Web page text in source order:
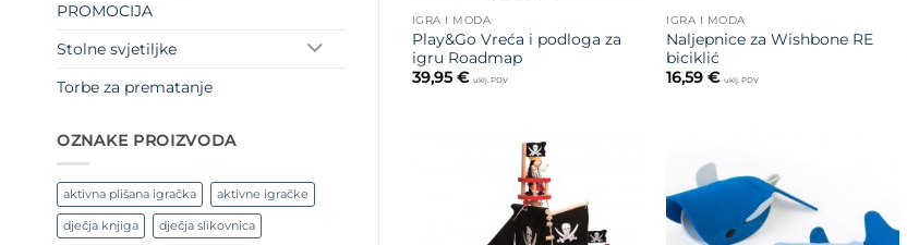
PROMOCIJA
Stolne svjetiljke
Torbe za prematanje
OZNAKE PROIZVODA
aktivna plišana igračka aktivne igračke
dječja knjiga dječja slikovnica
IGRA I MODA
Play&Go Vreća i podloga za
igru Roadmap
39,95 € uklj. PDV
IGRA I MODA
Naljepnice za Wishbone RE
biciklić
16,59€ uklj. PDV
na listu
želja